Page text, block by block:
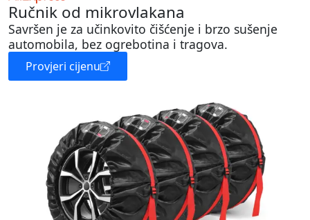
Ručnik od mikrovlakana
Savršen je za učinkovito čišćenje i brzo sušenje
automobila, bez ogrebotina i tragova.
Provjeri cijenu